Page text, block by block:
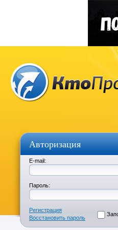
Авторизация
E-mail:
Пароль:
Регистрация
Восстановить пароль